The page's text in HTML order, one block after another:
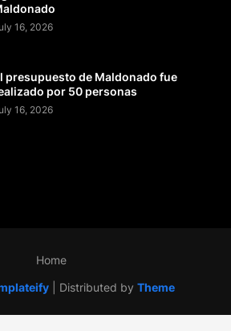
16, 2026
presupuesto de Maldonado fue
por 50 personas
16, 2026
| Distributed by Theme
Home